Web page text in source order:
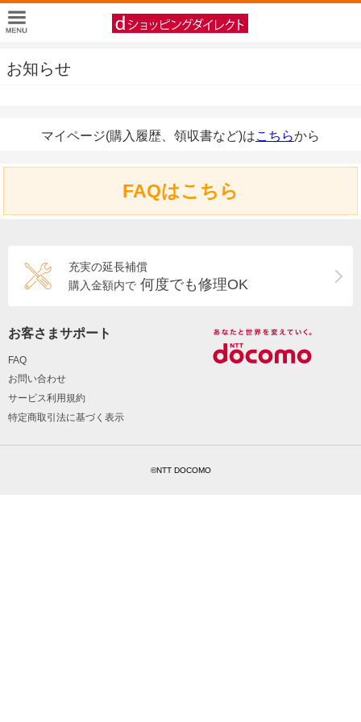
お知らせ
マイページ(購入履歴、領収書など)はこちらから
FAQはこちら
充実の延長補償
購入金額内で 何度でも修理OK
お客さまサポート
FAQ
お問い合わせ
サービス利用規約
特定商取引法に基づく表示
©NTT DOCOMO